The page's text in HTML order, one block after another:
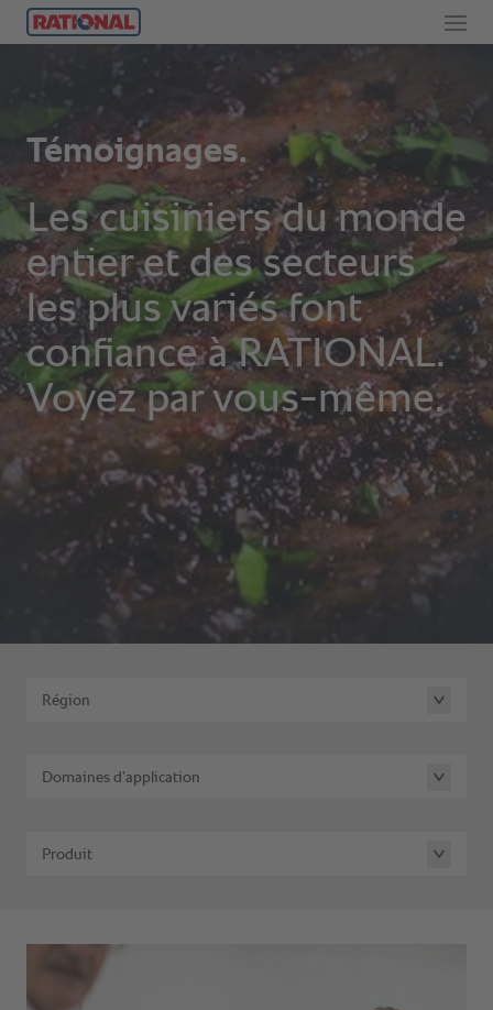
Région
Domaines d’application
Produit